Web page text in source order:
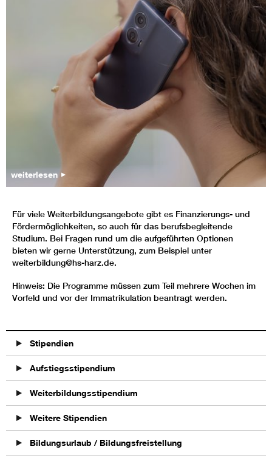
weiterlesen
Für viele Weiterbildungsangebote gibt es Finanzierungs- und
Fördermöglichkeiten, so auch für das berufsbegleitende
Studium. Bei Fragen rund um die aufgeführten Optionen
bieten wir gerne Unterstützung, zum Beispiel unter
weiterbildung@hs-harz.de.
Hinweis: Die Programme müssen zum Teil mehrere Wochen im
Vorfeld und vor der Immatrikulation beantragt werden.
Stipendien
Aufstiegsstipendium
Weiterbildungsstipendium
Weitere Stipendien
Bildungsurlaub / Bildungsfreistellung